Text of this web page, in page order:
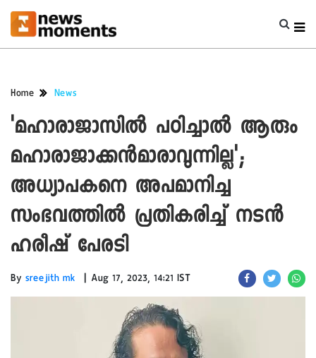
Home News
'മഹാരാജാസിൽ പഠിച്ചാൽ ആരും
മഹാരാജാക്കൻമാരാവുന്നില്ല';
അധ്യാപകനെ അപമാനിച്ച
സംഭവത്തിൽ പ്രതികരിച്ച് നടൻ
ഹരീഷ് പേരടി
By sreejith mk | Aug 17, 2023, 14:21 IST